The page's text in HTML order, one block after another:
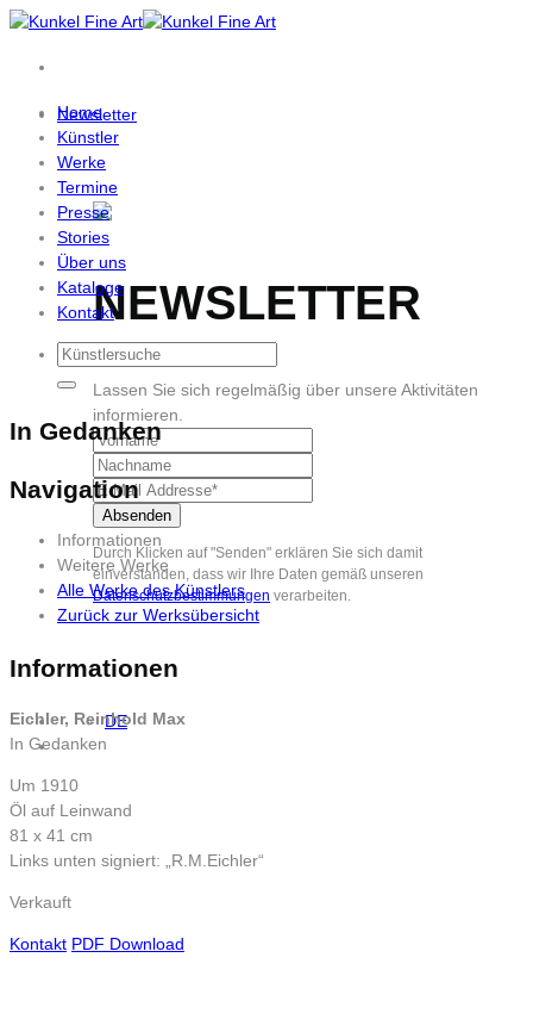
Zum
springen
Newsletter
NEWSLETTER
Lassen Sie sich regelmäßig über unsere Aktivitäten
informieren.
Durch Klicken auf "Senden" erklären Sie sich damit
einverstanden, dass wir Ihre Daten gemäß unseren
Datenschutzbestimmungen verarbeiten.
DE
Home
Künstler
Werke
Termine
Presse
Stories
Über uns
Kataloge
Kontakt
In Gedanken
Navigation
Informationen
Weitere Werke
Alle Werke des Künstlers
Zurück zur Werksübersicht
Informationen
Eichler, Reinhold Max
In Gedanken
Um 1910
Öl auf Leinwand
81 x 41 cm
Links unten signiert: „R.M.Eichler“
Verkauft
Kontakt PDF Download